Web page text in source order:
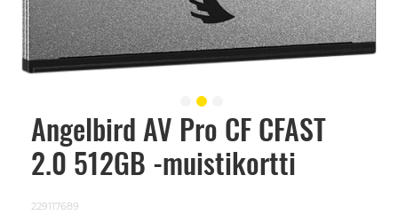
Angelbird AV Pro CF CFAST
2.0 512GB -muistikortti
229117689
beginning
images